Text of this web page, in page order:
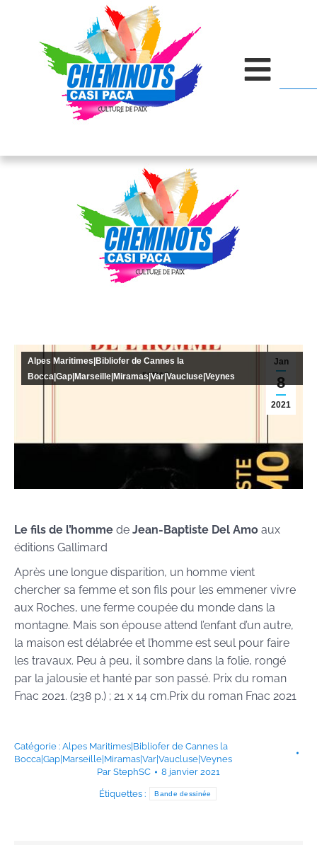
Jan
8
2021
Alpes Maritimes|Bibliofer de Cannes la
Bocca|Gap|Marseille|Miramas|Var|Vaucluse|Veynes
Le fils de l’homme de Jean-Baptiste Del Amo aux
éditions Gallimard
Après une longue disparition, un homme vient
chercher sa femme et son fils pour les emmener vivre
aux Roches, une ferme coupée du monde dans la
montagne. Mais son épouse attend l’enfant d’un autre,
la maison est délabrée et l’homme est seul pour faire
les travaux. Peu à peu, il sombre dans la folie, rongé
par la jalousie et hanté par son passé. Prix du roman
Fnac 2021. (238 p.) ; 21 x 14 cm.Prix du roman Fnac 2021
Catégorie : Alpes Maritimes|Bibliofer de Cannes la
Bocca|Gap|Marseille|Miramas|Var|Vaucluse|Veynes
Par StephSC 8 janvier 2021
Étiquettes : Bande dessinée